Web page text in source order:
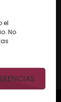
el
No